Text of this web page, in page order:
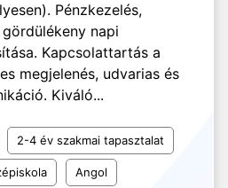
Pénzkezelés,
napi
Kapcsolattartás a
megjelenés, udvarias és
Kiváló...
2-4 év szakmai tapasztalat
Angol